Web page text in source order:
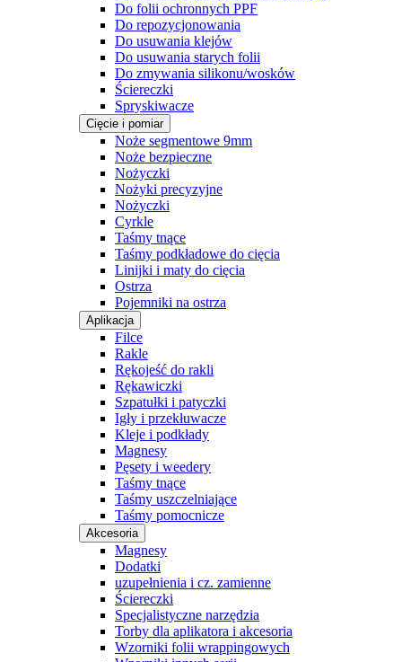
Do folii ochronnych PPF
Do repozycjonowania
Do usuwania klejów
Do usuwania starych folii
Do zmywania silikonu/wosków
Ściereczki
Spryskiwacze
Cięcie i pomiar
Noże segmentowe 9mm
Noże bezpieczne
Nożyczki
Nożyki precyzyjne
Nożyczki
Cyrkle
Taśmy tnące
Taśmy podkładowe do cięcia
Linijki i maty do cięcia
Ostrza
Pojemniki na ostrza
Aplikacja
Filce
Rakle
Rękojeść do rakli
Rękawiczki
Szpatułki i patyczki
Igły i przekłuwacze
Kleje i podkłady
Magnesy
Pęsety i weedery
Taśmy tnące
Taśmy uszczelniające
Taśmy pomocnicze
Akcesoria
Magnesy
Dodatki
uzupełnienia i cz. zamienne
Ściereczki
Specjalistyczne narzędzia
Torby dla aplikatora i akcesoria
Wzorniki folii wrappingowych